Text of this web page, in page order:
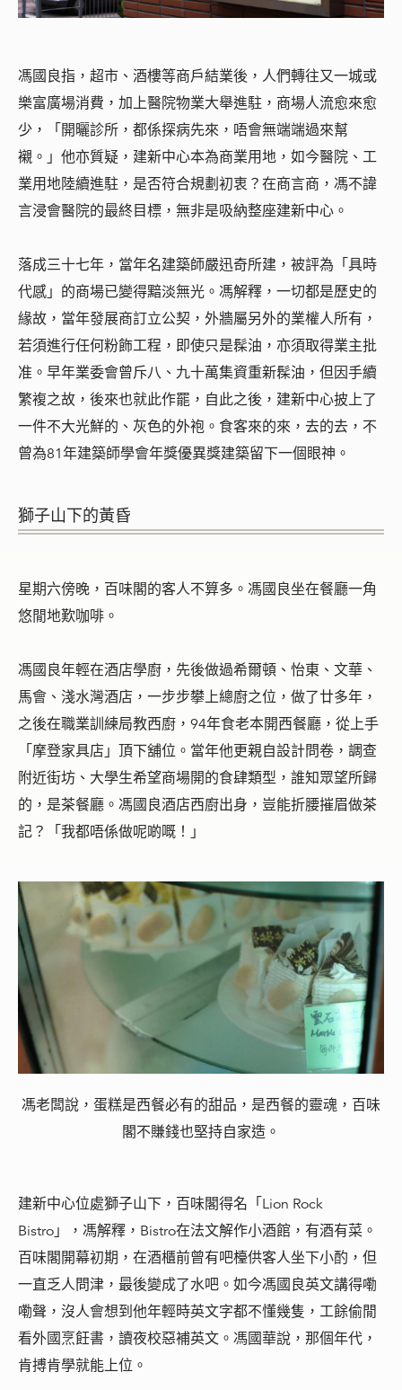
馮國良指，超市、酒樓等商戶結業後，人們轉往又一城或
樂富廣場消費，加上醫院物業大舉進駐，商場人流愈來愈
少，「開曬診所，都係探病先來，唔會無端端過來幫
襯。」他亦質疑，建新中心本為商業用地，如今醫院、工
業用地陸續進駐，是否符合規劃初衷？在商言商，馮不諱
言浸會醫院的最終目標，無非是吸納整座建新中心。
落成三十七年，當年名建築師嚴迅奇所建，被評為「具時
代感」的商場已變得黯淡無光。馮解釋，一切都是歷史的
緣故，當年發展商訂立公契，外牆屬另外的業權人所有，
若須進行任何粉飾工程，即使只是髹油，亦須取得業主批
准。早年業委會曾斥八、九十萬集資重新髹油，但因手續
繁複之故，後來也就此作罷，自此之後，建新中心披上了
一件不大光鮮的、灰色的外袍。食客來的來，去的去，不
曾為81年建築師學會年獎優異獎建築留下一個眼神。
獅子山下的黃昏
星期六傍晚，百味閣的客人不算多。馮國良坐在餐廳一角
悠閒地歎咖啡。
馮國良年輕在酒店學廚，先後做過希爾頓、怡東、文華、
馬會、淺水灣酒店，一步步攀上總廚之位，做了廿多年，
之後在職業訓練局教西廚，94年食老本開西餐廳，從上手
「摩登家具店」頂下舖位。當年他更親自設計問卷，調查
附近街坊、大學生希望商場開的食肆類型，誰知眾望所歸
的，是茶餐廳。馮國良酒店西廚出身，豈能折腰摧眉做茶
記？「我都唔係做呢啲嘅！」
馮老闆說，蛋糕是西餐必有的甜品，是西餐的靈魂，百味
閣不賺錢也堅持自家造。
建新中心位處獅子山下，百味閣得名「Lion Rock
Bistro」，馮解釋，Bistro在法文解作小酒館，有酒有菜。
百味閣開幕初期，在酒櫃前曾有吧檯供客人坐下小酌，但
一直乏人問津，最後變成了水吧。如今馮國良英文講得嘞
嘞聲，沒人會想到他年輕時英文字都不懂幾隻，工餘偷閒
看外國烹飪書，讀夜校惡補英文。馮國華說，那個年代，
肯搏肯學就能上位。